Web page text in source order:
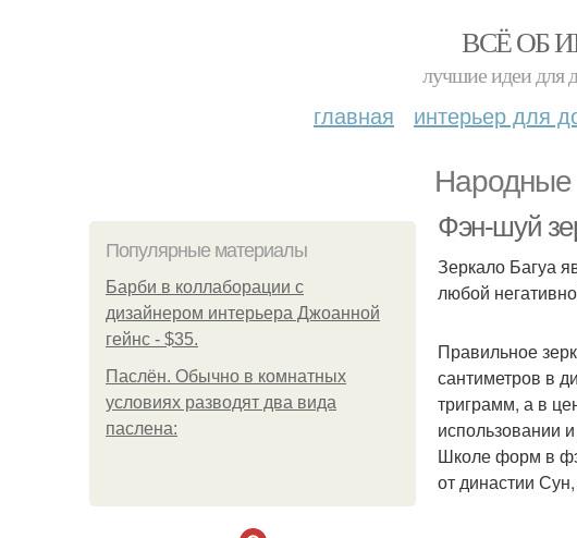
ВСЁ ОБ
лучшие идеи для
главная интерьер для
Народные
Популярные материалы
Барби в коллаборации с
дизайнером интерьера Джоанной
гейнс - $35.
Паслён. Обычно в комнатных
условиях разводят два вида
паслена:
Фэн-шуй
Зеркало Багуа
любой
Правильное
сантиметров в
триграмм, а в
использовании
Школе форм в
от династии